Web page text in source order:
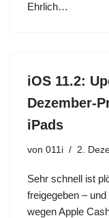
Ehrlich…
iOS 11.2:
Dezember-
iPads
von 011i 2.
Sehr schnell ist
freigegeben –
wegen Apple